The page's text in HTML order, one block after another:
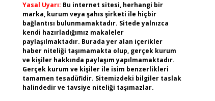
Yasal Uyarı: Bu internet sitesi, herhangi bir
marka, kurum veya şahıs şirketi ile hiçbir
bağlantısı bulunmamaktadır. Sitede yalnızca
kendi hazırladığımız makaleler
paylaşılmaktadır. Burada yer alan içerikler
haber niteliği taşımamakta olup, gerçek kurum
ve kişiler hakkında paylaşım yapılmamaktadır.
Gerçek kurum ve kişiler ile isim benzerlikleri
tamamen tesadüfidir. Sitemizdeki bilgiler taslak
halindedir ve tavsiye niteliği taşımazlar.